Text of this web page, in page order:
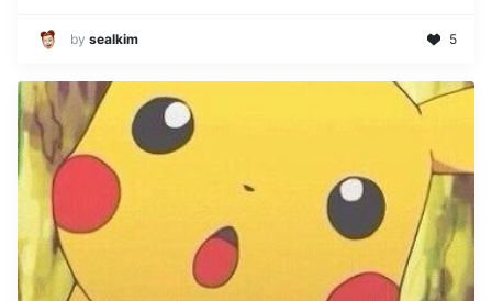
by sealkim 5